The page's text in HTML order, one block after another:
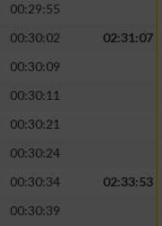
00:29:55
00:30:02
02:31:07
00:30:09
00:30:11
00:30:21
00:30:24
00:30:34
02:33:53
00:30:39